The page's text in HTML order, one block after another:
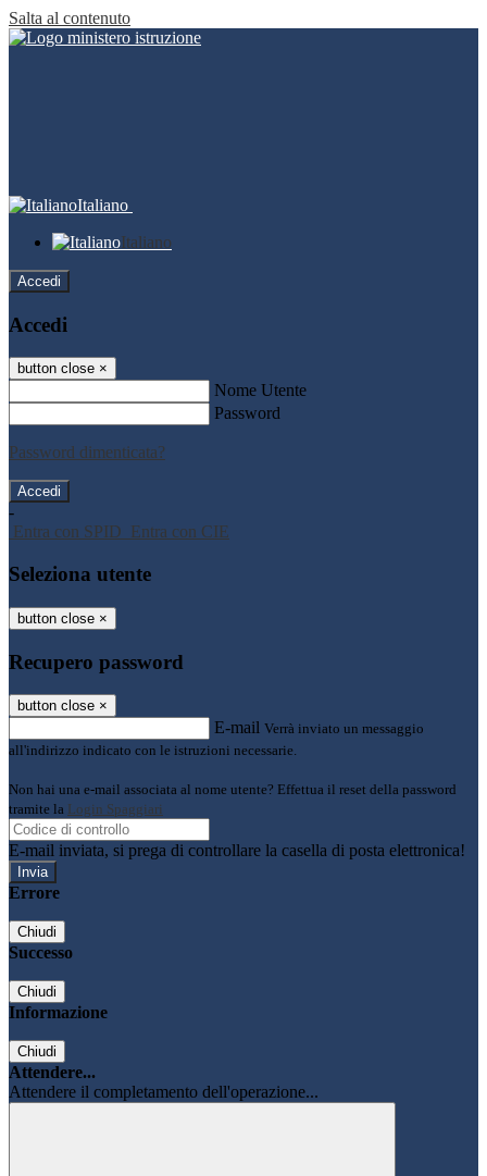
Salta al contenuto
Italiano
Italiano
Accedi
Accedi
button close ×
Nome Utente
Password
Password dimenticata?
-
Entra con SPID Entra con CIE
Seleziona utente
button close ×
Recupero password
button close ×
E-mail Verrà inviato un messaggio
all'indirizzo indicato con le istruzioni necessarie.
Non hai una e-mail associata al nome utente? Effettua il reset della password
tramite la Login Spaggiari
E-mail inviata, si prega di controllare la casella di posta elettronica!
Errore
Chiudi
Successo
Chiudi
Informazione
Chiudi
Attendere...
Attendere il completamento dell'operazione...